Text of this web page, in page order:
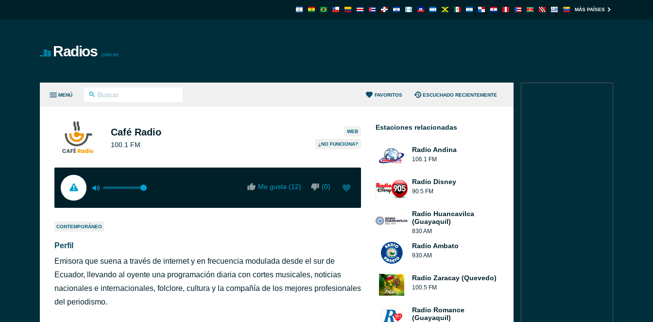
MÁS PAÍSES
Radios .com.ec
MENÚ FAVORITOS ESCUCHADO RECIENTEMENTE
Café Radio
100.1 FM
WEB
¿NO FUNCIONA?
Me gusta (12) (0)
CONTEMPORÁNEO
Perfil
Emisora que suena a través de internet y en frecuencia modulada desde el sur de
Ecuador, llevando al oyente una programación diaria con cortes musicales, noticias
nacionales e internacionales, folclore, cultura y la compañía de los mejores profesionales
del periodismo.
Estaciones relacionadas
Radio Andina
106.1 FM
Radio Disney
90.5 FM
Radio Huancavilca
(Guayaquil)
830 AM
Radio Ambato
930 AM
Radio Zaracay (Quevedo)
100.5 FM
Radio Romance
(Guayaquil)